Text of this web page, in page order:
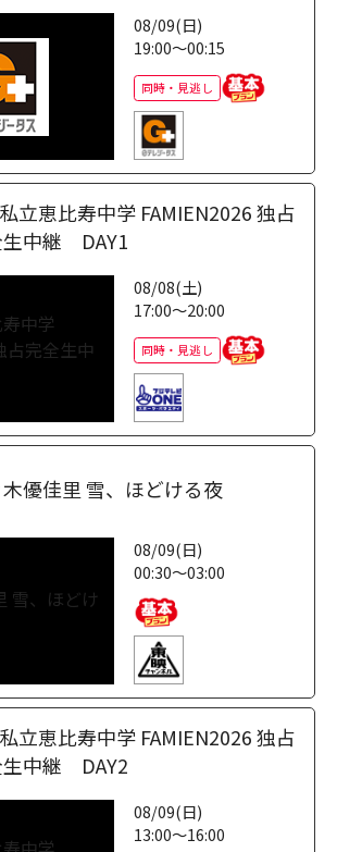
08/09(日)
19:00～00:15
同時・見逃し
立恵比寿中学 FAMIEN2026 独占
生中継 DAY1
08/08(土)
17:00～20:00
同時・見逃し
優佳里 雪、ほどける夜
08/09(日)
00:30～03:00
立恵比寿中学 FAMIEN2026 独占
生中継 DAY2
08/09(日)
13:00～16:00